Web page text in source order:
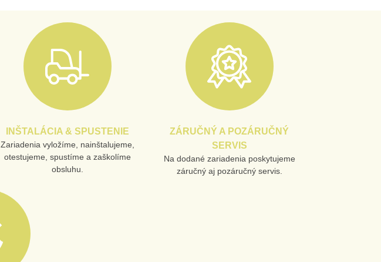
INŠTALÁCIA & SPUSTENIE
Zariadenia vyložíme, nainštalujeme,
otestujeme, spustíme a zaškolíme
obsluhu.
ZÁRUČNÝ A POZÁRUČNÝ
SERVIS
Na dodané zariadenia poskytujeme
záručný aj pozáručný servis.